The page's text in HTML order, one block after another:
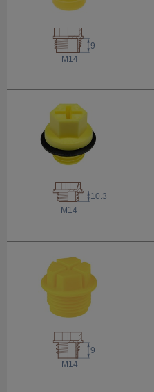
9
M14
10.3
M14
9
M14